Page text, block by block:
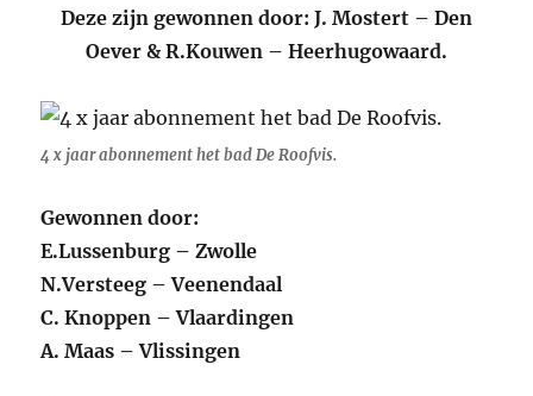
Deze zijn gewonnen door: J. Mostert – Den
Oever & R.Kouwen – Heerhugowaard.
4 x jaar abonnement het bad De Roofvis.
Gewonnen door:
E.Lussenburg – Zwolle
N.Versteeg – Veenendaal
C. Knoppen – Vlaardingen
A. Maas – Vlissingen